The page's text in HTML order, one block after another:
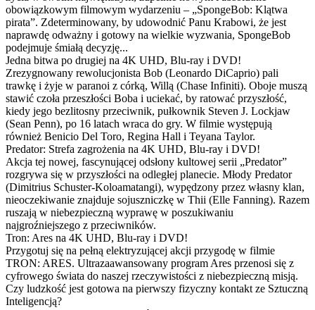
obowiązkowym filmowym wydarzeniu – „SpongeBob: Klątwa
pirata”. Zdeterminowany, by udowodnić Panu Krabowi, że jest
naprawdę odważny i gotowy na wielkie wyzwania, SpongeBob
podejmuje śmiałą decyzję...
Jedna bitwa po drugiej na 4K UHD, Blu-ray i DVD!
Zrezygnowany rewolucjonista Bob (Leonardo DiCaprio) pali
trawkę i żyje w paranoi z córką, Willą (Chase Infiniti). Oboje muszą
stawić czoła przeszłości Boba i uciekać, by ratować przyszłość,
kiedy jego bezlitosny przeciwnik, pułkownik Steven J. Lockjaw
(Sean Penn), po 16 latach wraca do gry. W filmie występują
również Benicio Del Toro, Regina Hall i Teyana Taylor.
Predator: Strefa zagrożenia na 4K UHD, Blu-ray i DVD!
Akcja tej nowej, fascynującej odsłony kultowej serii „Predator”
rozgrywa się w przyszłości na odległej planecie. Młody Predator
(Dimitrius Schuster-Koloamatangi), wypędzony przez własny klan,
nieoczekiwanie znajduje sojuszniczkę w Thii (Elle Fanning). Razem
ruszają w niebezpieczną wyprawę w poszukiwaniu
najgroźniejszego z przeciwników.
Tron: Ares na 4K UHD, Blu-ray i DVD!
Przygotuj się na pełną elektryzującej akcji przygodę w filmie
TRON: ARES. Ultrazaawansowany program Ares przenosi się z
cyfrowego świata do naszej rzeczywistości z niebezpieczną misją.
Czy ludzkość jest gotowa na pierwszy fizyczny kontakt ze Sztuczną
Inteligencją?